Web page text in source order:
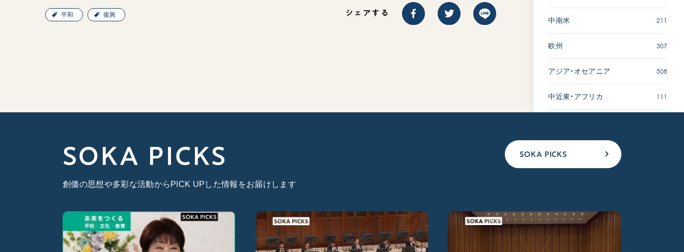
平和 復興 シェアする
中南米 211
欧州 307
アジア・オセアニア 508
中近東・アフリカ 111
SOKA PICKS
創価の思想や多彩な活動からPICK UPした情報をお届けします
SOKA PICKS